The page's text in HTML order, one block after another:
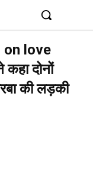
on love
दोनों
की लड़की